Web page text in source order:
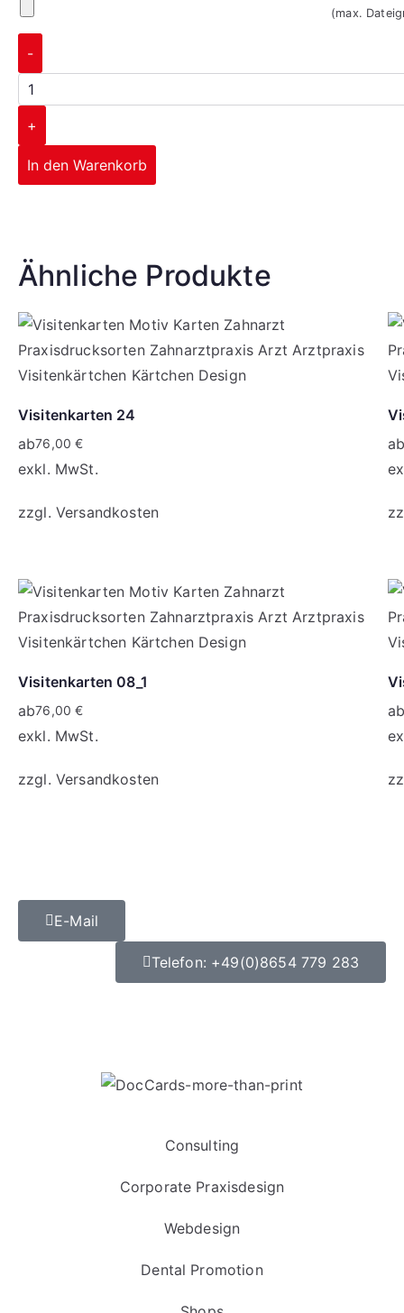
(max.
-
+
In den Warenkorb
Ähnliche Produkte
Visitenkarten 24
ab76,00€
exkl. MwSt.
zzgl. Versandkosten
Visitenkarten 08_1
ab76,00€
exkl. MwSt.
zzgl. Versandkosten
E-Mail
Telefon: +49(0)8654 779 283
Consulting
Corporate Praxisdesign
Webdesign
Dental Promotion